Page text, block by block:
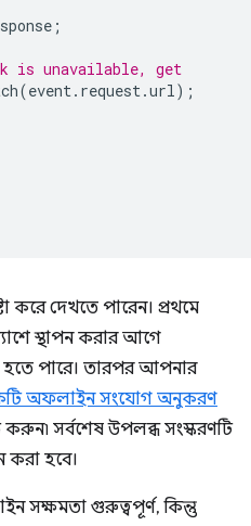
;
is unavailable, get
(event. request.url);
করে দেখতে পারেন। প্রথমে
স্থাপন করার আগে
পারে। তারপর আপনার
অফলাইন সংযোগ অনুকরণ
সর্বশেষ উপলব্ধ সংস্করণটি
করা হবে।
সক্ষমতা গুরুত্বপূর্ণ, কিন্তু